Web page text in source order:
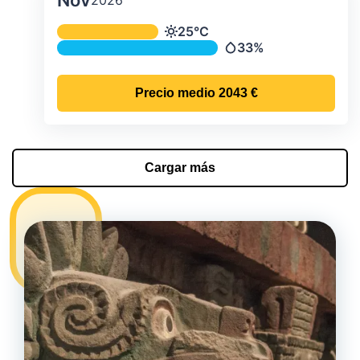
Temperatura y precipitación media
Temperatura
25°C
Precipitación
33%
Precio medio 2043 €
Cargar más